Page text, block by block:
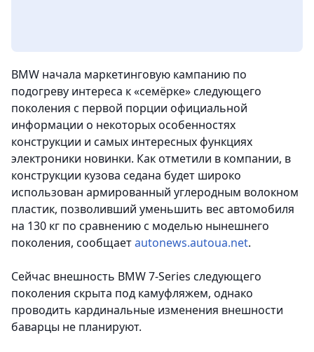
BMW начала маркетинговую кампанию по
подогреву интереса к «семёрке» следующего
поколения с первой порции официальной
информации о некоторых особенностях
конструкции и самых интересных функциях
электроники новинки. Как отметили в компании, в
конструкции кузова седана будет широко
использован армированный углеродным волокном
пластик, позволивший уменьшить вес автомобиля
на 130 кг по сравнению с моделью нынешнего
поколения, сообщаетautonews.autoua.net.
Сейчас внешность BMW 7-Series следующего
поколения скрыта под камуфляжем, однако
проводить кардинальные изменения внешности
баварцы не планируют.